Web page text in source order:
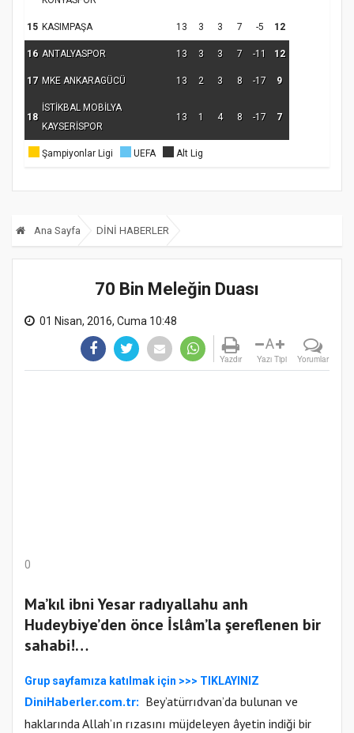
15 KASIMPAŞA 13 3 3 7 -5 12
16 ANTALYASPOR 13 3 3 7 -11 12
17 MKE ANKARAGÜCÜ 13 2 3 8 -17 9
18
İSTİKBAL MOBİLYA
KAYSERİSPOR
13 1 4 8 -17 7
Şampiyonlar Ligi UEFA Alt Lig
Ana Sayfa DİNİ HABERLER
70 Bin Meleğin Duası
01 Nisan, 2016, Cuma 10:48
Yazdır
A
Yazı Tipi Yorumlar
0
Ma’kıl ibni Yesar radıyallahu anh
Hudeybiye’den önce İslâm’la şereflenen bir
sahabi!…
Grup sayfamıza katılmak için >>> TIKLAYINIZ
DiniHaberler.com.tr: Bey’atürrıdvan’da bulunan ve
haklarında Allah’ın rızasını müjdeleyen âyetin indiği bir